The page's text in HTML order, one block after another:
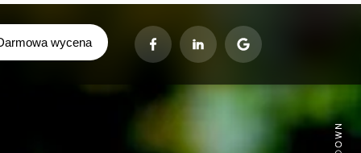
wycena